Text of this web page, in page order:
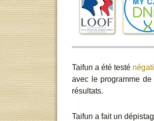
Taifun a été testé
avec le programme
résultats.
Taifun a fait un